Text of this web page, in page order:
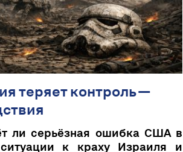
теряет контроль —
ли серьёзная ошибка США в
к краху Израиля и